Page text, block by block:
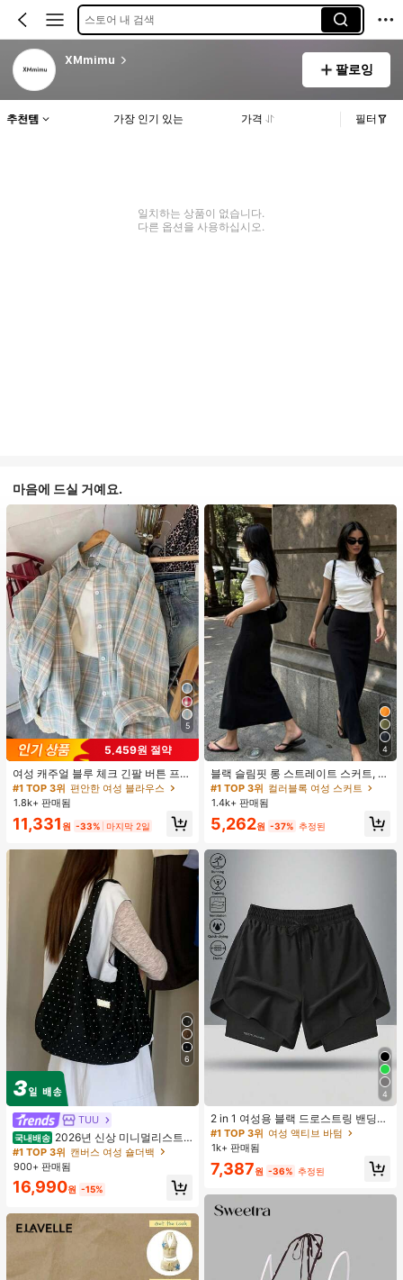
스토어 내 검색
XMmimu
팔로잉
추천템 가장 인기 있는 가격 필터
일치하는 상품이 없습니다.
다른 옵션을 사용하십시오.
마음에 드실 거예요.
5
5,459원 절약
여성 캐주얼 블루 체크 긴팔 버튼 프론
트 폴리에스터 셔츠, 레귤러 핏, 봄 의
류, 편안한 스타일
#1 TOP 3위 편안한 여성 블라우스
1.8k+ 판매됨
11,331 원 -33% 마지막 2일
6
TUU
국내배송 2026년 신상 미니멀리스트
도트 캔버스 토트백, 대용량 캐주얼 다
용도 통근 숄더 핸드백
#1 TOP 3위 캔버스 여성 숄더백
900+ 판매됨
16,990원 -15%
4
블랙 슬림핏 롱 스트레이트 스커트, 여
성 패션 폴리에스터 캐주얼 파티 스커
트, 다용도 및 귀여운, 일상 착용에 적
합, 여름 휴가. 해변, 음악 축제 및 여름
휴가에 완벽, 90년대
#1 TOP 3위 컬러블록 여성 스커트
1.4k+ 판매됨
5,262원 -37% 추정된
4
2 in 1 여성용 블랙 드로스트링 밴딩
허리 곡선 밑단 캐주얼 러닝 트레이닝
운동 반바지
#1 TOP 3위 여성 액티브 바텀
1k+ 판매됨
7,387원 -36% 추정된